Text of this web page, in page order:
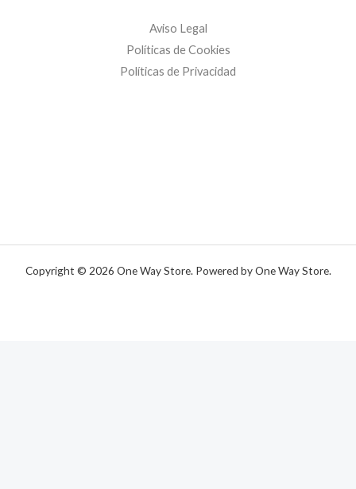
Aviso Legal
Políticas de Cookies
Políticas de Privacidad
Copyright © 2026 One Way Store. Powered by One Way Store.